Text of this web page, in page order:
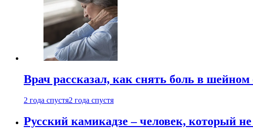
Врач рассказал, как снять боль в шейном
2 года спустя2 года спустя
Русский камикадзе – человек, который